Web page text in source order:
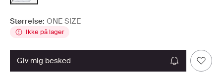
Størrelse: ONE SIZE
Ikke på lager
giv mig besked